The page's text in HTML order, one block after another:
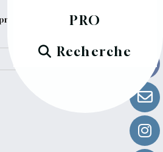
PRO
Recherche
vous